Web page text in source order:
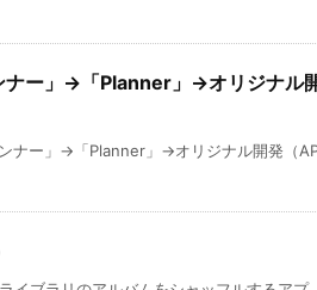
ナー」→「Planner」→オリジナル
ナー」→「Planner」→オリジナル開発（